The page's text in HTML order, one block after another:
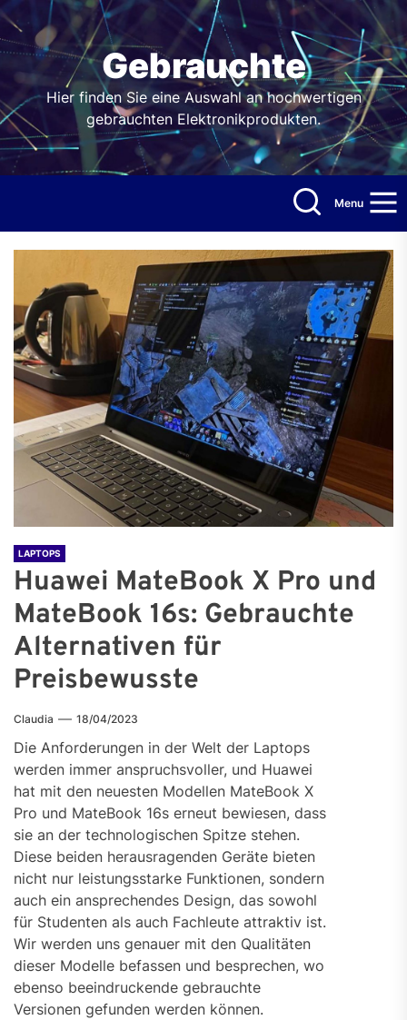
Skip
the
content
Gebrauchte
Hier finden Sie eine Auswahl an hochwertigen
gebrauchten Elektronikprodukten.
Menu
LAPTOPS
Huawei MateBook X Pro und
MateBook 16s: Gebrauchte
Alternativen für
Preisbewusste
Claudia 18/04/2023
Die Anforderungen in der Welt der Laptops
werden immer anspruchsvoller, und Huawei
hat mit den neuesten Modellen MateBook X
Pro und MateBook 16s erneut bewiesen, dass
sie an der technologischen Spitze stehen.
Diese beiden herausragenden Geräte bieten
nicht nur leistungsstarke Funktionen, sondern
auch ein ansprechendes Design, das sowohl
für Studenten als auch Fachleute attraktiv ist.
Wir werden uns genauer mit den Qualitäten
dieser Modelle befassen und besprechen, wo
ebenso beeindruckende gebrauchte
Versionen gefunden werden können.